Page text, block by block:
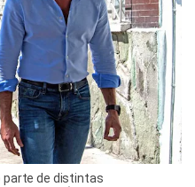
parte de distintas